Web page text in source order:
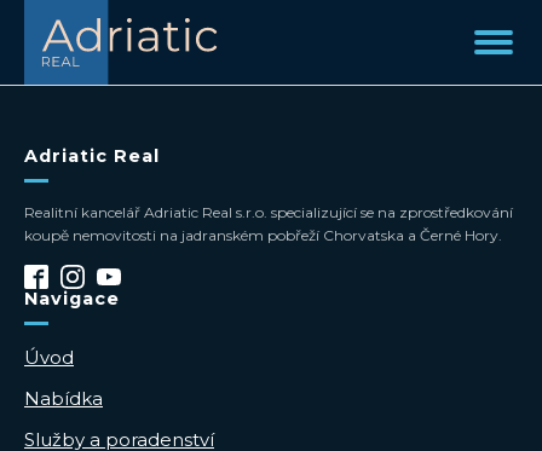
Adriatic Real
Realitní kancelář Adriatic Real s.r.o. specializující se na zprostředkování
koupě nemovitosti na jadranském pobřeží Chorvatska a Černé Hory.
Navigace
Úvod
Nabídka
Služby a poradenství